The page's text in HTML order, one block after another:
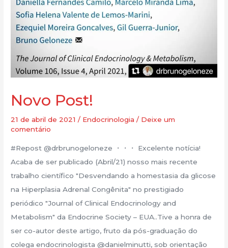
Novo Post!
21 de abril de 2021/ Endocrinologia / Deixe um
comentário
#Repost @drbrunogeloneze ・・・ Excelente notícia!
Acaba de ser publicado (Abril/21) nosso mais recente
trabalho científico "Desvendando a homestasia da glicose
na Hiperplasia Adrenal Congênita" no prestigiado
periódico "Journal of Clinical Endocrinology and
Metabolism" da Endocrine Society – EUA..Tive a honra de
ser co-autor deste artigo, fruto da pós-graduação do
colega endocrinologista @danielminutti, sob orientação